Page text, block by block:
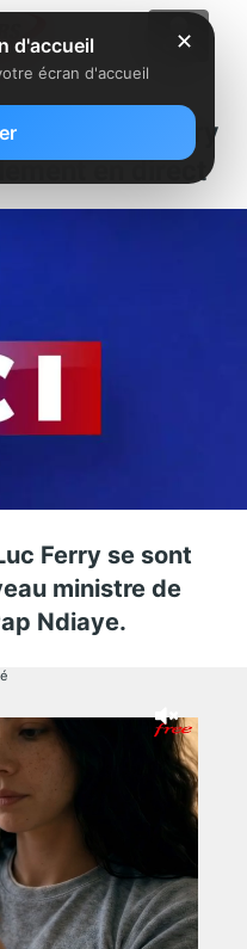
et Luc Ferry
en direct
Ferry se sont
ministre de
Ndiaye.
✕
d'accueil
écran d'accueil